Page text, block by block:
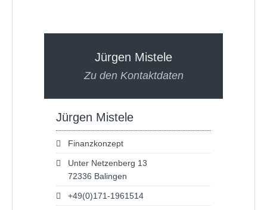
Jürgen Mistele
Zu den Kontaktdaten
Jürgen Mistele
Finanzkonzept
Unter Netzenberg 13
72336 Balingen
+49(0)171-1961514